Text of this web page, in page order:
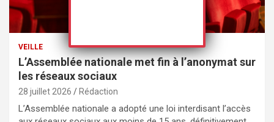
VEILLE
L’Assemblée nationale met fin à l’anonymat sur
les réseaux sociaux
28 juillet 2026 Rédaction
L’Assemblée nationale a adopté une loi interdisant l’accès